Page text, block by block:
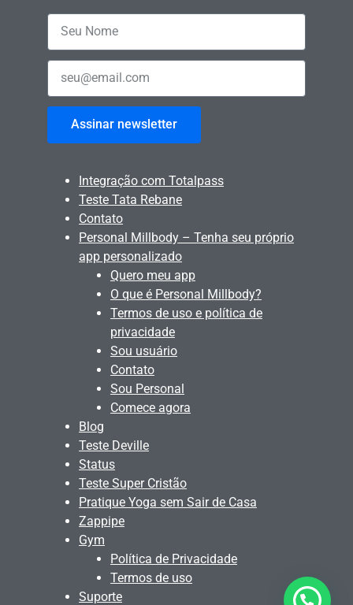
Assinar newsletter
Integração com Totalpass
Teste Tata Rebane
Contato
Personal Millbody – Tenha seu próprio
app personalizado
Quero meu app
O que é Personal Millbody?
Termos de uso e política de
privacidade
Sou usuário
Contato
Sou Personal
Comece agora
Blog
Teste Deville
Status
Teste Super Cristão
Pratique Yoga sem Sair de Casa
Zappipe
Gym
Política de Privacidade
Termos de uso
Suporte